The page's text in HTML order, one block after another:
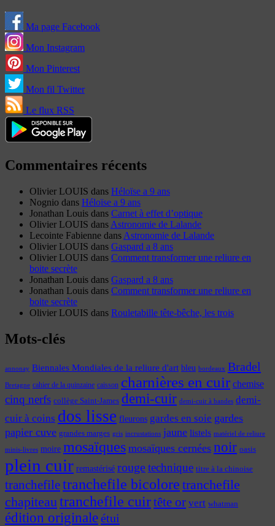
Ma page Facebook
Mon Instagram
Mon Pinterest
Mon fil Twitter
Le flux RSS
Commentaires récents
Olivier LOUIS dans Héloïse a 9 ans
Nognio dans Héloïse a 9 ans
Jonathan Louis dans Carnet à effet d’optique
Olivier LOUIS dans Astronomie de Lalande
Lecointe Fabienne dans Astronomie de Lalande
Olivier LOUIS dans Gaspard a 8 ans
Olivier LOUIS dans Comment transformer une reliure en
boite secrète
Jonathan Louis dans Gaspard a 8 ans
Jonathan Louis dans Comment transformer une reliure en
boite secrète
Olivier LOUIS dans Rouletabille tête-bêche, les trois
Mots-clés
annonay Biennales Mondiales de la reliure d'art bleu bordeaux Bradel
Bretagne cahier de la quinzaine caisson charnières en cuir chemise
cinq nerfs collège Saint-James demi-cuir demi-cuir à bandes demi-
cuir à coins dos lisse fleurons gardes en soie gardes
papier cuve grandes marges gris incrustations jaune listels matériel de reliure
minis-livres moire mosaïques mosaïques cernées noir oasis
plein cuir remastérisé rougetechnique titre à la chinoise
tranchefiletranchefile bicolore tranchefile
chapiteau tranchefile cuirtête or vert whatman
édition originaleétui